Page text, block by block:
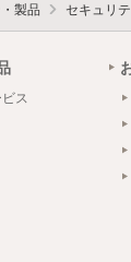
製品 セキュリ
ス